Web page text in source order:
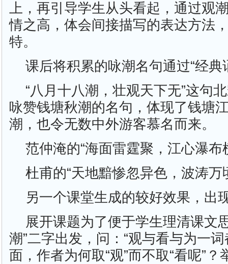
上，再引导学生从头看起，通过观
情之高，体会间接描写的表达方法
特。
课后将积累的咏潮名句通过“经
“八月十八潮，壮观天下无”这句
咏赞钱塘秋潮的名句，体现了钱塘
潮，也令无数中外游客慕名而来。
范仲淹的“海面雷霆聚，江心瀑布
杜甫的“天地黯惨忽异色，波涛万
另一个课堂生成的较好效果，出
展开课题为了便于学生理清课文
潮”二字出发，问：“观与看与为一
面，作者为何取“观”而不取“看呢”